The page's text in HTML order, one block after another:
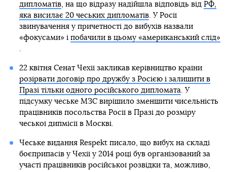
дипломатів, на що відразу надійшла відповідь від РФ,
яка висилає 20 чеських дипломатів. У Росії
звинувачення у причетності до вибухів назвали
«фокусами» і побачили в цьому «американський слід»
.
22 квітня Сенат Чехії закликав керівництво країни
розірвати договір про дружбу з Росією і залишити в
Празі тільки одного російського дипломата. У
підсумку чеське МЗС вирішило зменшити чисельність
працівників посольства Росії в Празі до розміру
чеської дипмісії в Москві.
Чеське видання Respekt писало, що вибух на складі
боєприпасів у Чехії у 2014 році був організований за
участі працівників російської розвідки та, можливо,